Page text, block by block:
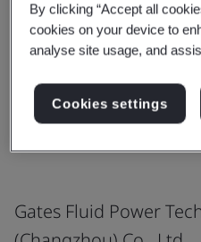
ISO
Gates Fluid Power
By clicking “Accept all
cookies on your device to
analyse site usage, and
Cookies settings